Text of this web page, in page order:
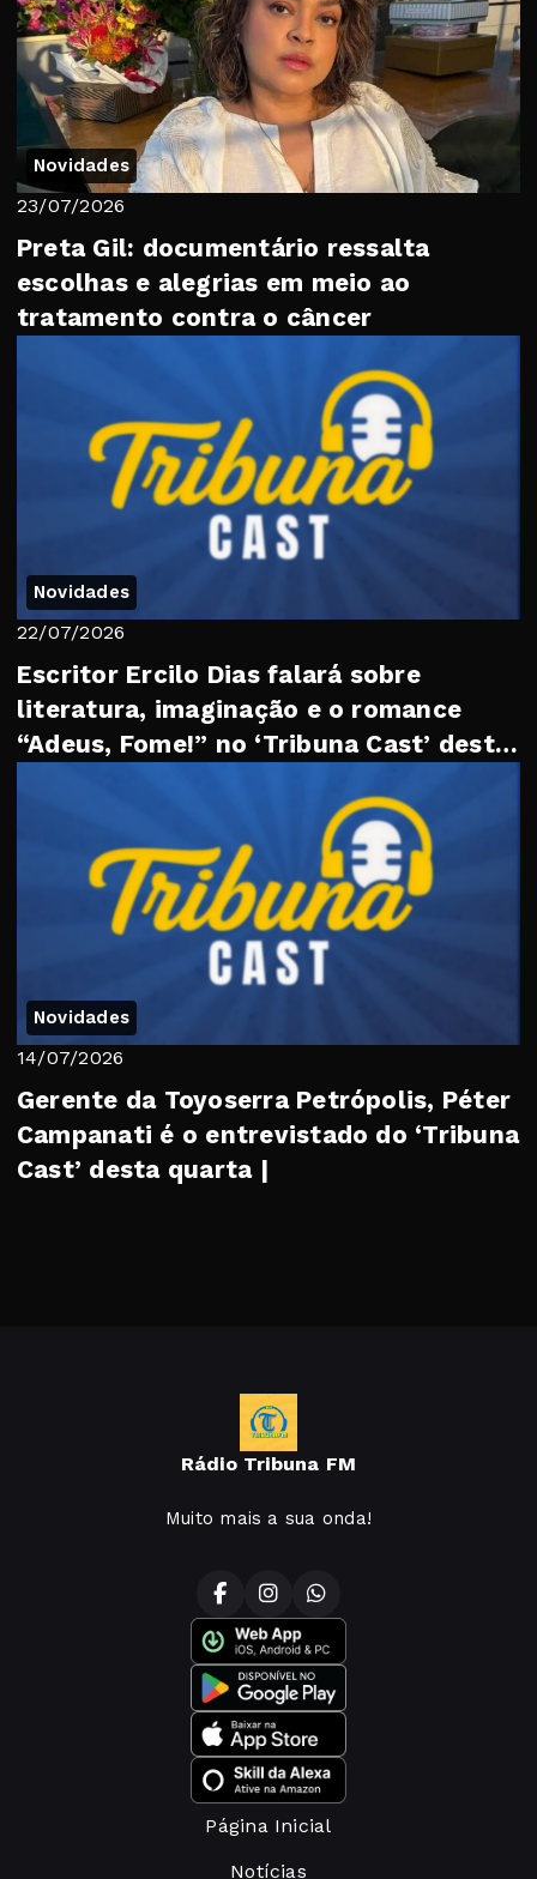
Novidades
23/07/2026
Preta Gil: documentário ressalta
escolhas e alegrias em meio ao
tratamento contra o câncer
Novidades
22/07/2026
Escritor Ercilo Dias falará sobre
literatura, imaginação e o romance
“Adeus, Fome!” no ‘Tribuna Cast’ desta
Novidades
14/07/2026
Gerente da Toyoserra Petrópolis, Péter
Campanati é o entrevistado do ‘Tribuna
Cast’ desta quarta |
Rádio Tribuna FM
Muito mais a sua onda!
Página Inicial
Notícias